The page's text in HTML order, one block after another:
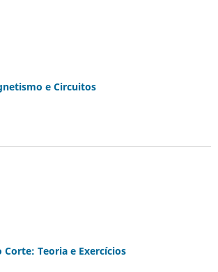
e Circuitos
Teoria e Exercícios